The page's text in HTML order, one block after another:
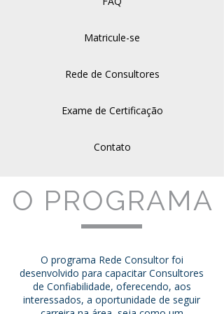
Matricule-se
Rede de Consultores
Exame de Certificação
Contato
O PROGRAMA
O programa Rede Consultor foi
desenvolvido para capacitar Consultores
de Confiabilidade, oferecendo, aos
interessados, a oportunidade de seguir